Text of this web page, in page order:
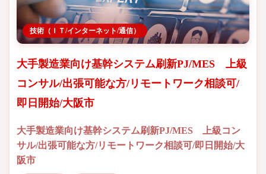
技術（ＩＴ/インターネット/通信）
大手製造業向け基幹システム刷新PJ/MES 上級
コンサル/出張可能な方/リモートワーク相談可/
即日開始/大阪市
大手製造業向け基幹システム刷新PJ/MES 上級コン
サル/出張可能な方/リモートワーク相談可/即日開始/大
阪市